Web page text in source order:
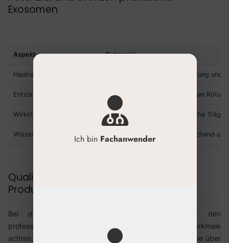
Exosomen
Aspekt Potenzial
Hautregeneration Unterstützung der Zellerneuerung und
Entzündungshemmung Pflanzliche Inhaltsstoffe können
Wirkstofftransport Exosomen können als natürliche
Wissenschaftliche Evidenz Die Forschung ist vielversprechend
Qualitätskriterien für professionelle
Produkte
Bei der Auswahl von Exosomen-Produkten für den
professionellen Einsatz sollten Sie auf spezifische Merkmale
achten. Die Qualität hängt von mehreren Faktoren ab, die über
Ich bin Fachanwender